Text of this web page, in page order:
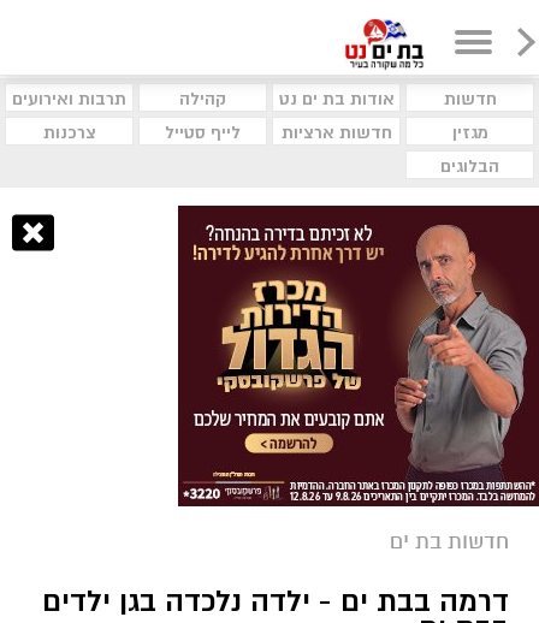
חדשות אודות בת ים נט קהילה
תרבות ואירועים
מגזין
חדשות ארציות לייף סטייל
צרכנות
הבלוגים
חדשות בת ים
דרמה בבת ים - ילדה נלכדה בגן ילדים